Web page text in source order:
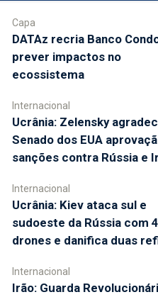
Capa
DATAz recria Banco
prever impactos no
ecossistema
Internacional
Ucrânia: Zelensky
Senado dos EUA
sanções contra Rússia e
Internacional
Ucrânia: Kiev ataca sul e
sudoeste da Rússia com
drones e danifica duas
Internacional
Irão: Guarda